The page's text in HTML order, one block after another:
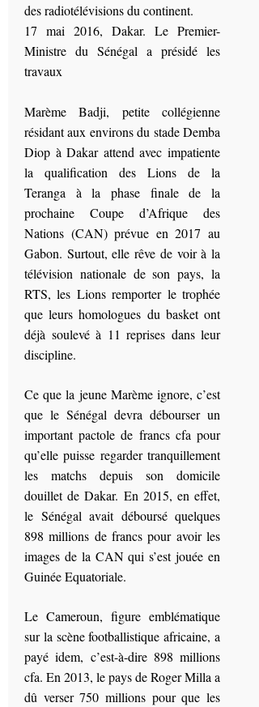
des radiotélévisions du continent.
17 mai 2016, Dakar. Le Premier-
Ministre du Sénégal a présidé les
travaux
Marème Badji, petite collégienne
résidant aux environs du stade Demba
Diop à Dakar attend avec impatiente
la qualification des Lions de la
Teranga à la phase finale de la
prochaine Coupe d’Afrique des
Nations (CAN) prévue en 2017 au
Gabon. Surtout, elle rêve de voir à la
télévision nationale de son pays, la
RTS, les Lions remporter le trophée
que leurs homologues du basket ont
déjà soulevé à 11 reprises dans leur
discipline.
Ce que la jeune Marème ignore, c’est
que le Sénégal devra débourser un
important pactole de francs cfa pour
qu’elle puisse regarder tranquillement
les matchs depuis son domicile
douillet de Dakar. En 2015, en effet,
le Sénégal avait déboursé quelques
898 millions de francs pour avoir les
images de la CAN qui s’est jouée en
Guinée Equatoriale.
Le Cameroun, figure emblématique
sur la scène footballistique africaine, a
payé idem, c’est-à-dire 898 millions
cfa. En 2013, le pays de Roger Milla a
dû verser 750 millions pour que les